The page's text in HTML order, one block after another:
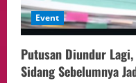
Event
Putusan Diundur
Sidang Sebelumnya